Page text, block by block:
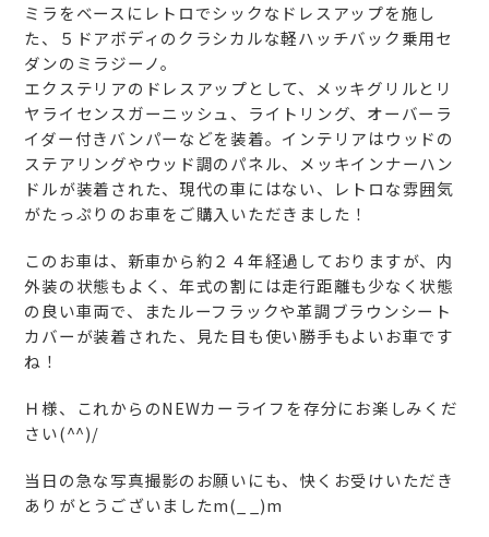
ミラをベースにレトロでシックなドレスアップを施し
た、５ドアボディのクラシカルな軽ハッチバック乗用セ
ダンのミラジーノ。
エクステリアのドレスアップとして、メッキグリルとリ
ヤライセンスガーニッシュ、ライトリング、オーバーラ
イダー付きバンパーなどを装着。インテリアはウッドの
ステアリングやウッド調のパネル、メッキインナーハン
ドルが装着された、現代の車にはない、レトロな雰囲気
がたっぷりのお車をご購入いただきました！
このお車は、新車から約２４年経過しておりますが、内
外装の状態もよく、年式の割には走行距離も少なく状態
の良い車両で、またルーフラックや革調ブラウンシート
カバーが装着された、見た目も使い勝手もよいお車です
ね！
Ｈ様、これからのNEWカーライフを存分にお楽しみくだ
さい(^^)/
当日の急な写真撮影のお願いにも、快くお受けいただき
ありがとうございましたm(_ _)m